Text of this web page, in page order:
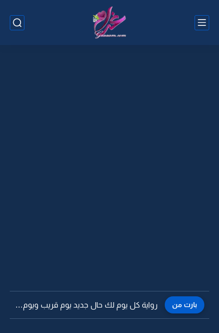
بارت من رواية كل يوم لك حال جديد يوم قريب ويوم بعيد...